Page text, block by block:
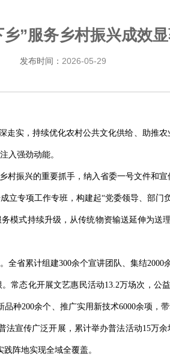
”服务乡村振兴成效
发布时间： 2026-05-29
走实，持续优化农村公共文化供给、助推
入强劲动能。
村振兴的重要抓手，纳入省委一号文件和
立专项工作专班，构建起“党委领导、部
模式持续升级，从传统物资输送延伸为送
省累计组建300余个宣讲团队、集结
常态化开展文艺惠民活动13.2万场次，公
种200余个、推广实用新技术6000余项，
宣传广泛开展，累计举办普法活动15万
阵地实现全域全覆盖。